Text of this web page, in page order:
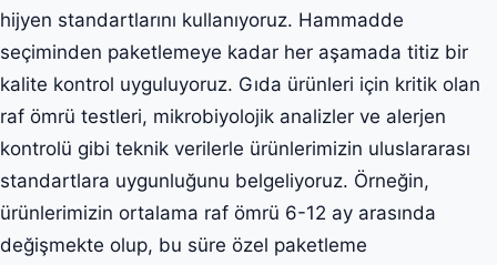
hijyen standartlarını kullanıyoruz. Hammadde
seçiminden paketlemeye kadar her aşamada titiz bir
kalite kontrol uyguluyoruz. Gıda ürünleri için kritik olan
raf ömrü testleri, mikrobiyolojik analizler ve alerjen
kontrolü gibi teknik verilerle ürünlerimizin uluslararası
standartlara uygunluğunu belgeliyoruz. Örneğin,
ürünlerimizin ortalama raf ömrü 6-12 ay arasında
değişmekte olup, bu süre özel paketleme